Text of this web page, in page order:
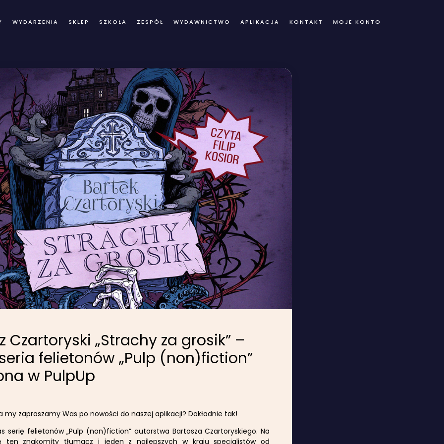
WYDARZENIA SKLEP SZKOŁA ZESPÓŁ WYDAWNICTWO APLIKACJA KONTAKT MOJE KONTO
Czartoryski „Strachy za grosik” –
felietonów „Pulp (non)fiction”
w PulpUp
my zapraszamy Was po nowości do naszej aplikacji? Dokładnie tak!
serię felietonów „Pulp (non)fiction” autorstwa Bartosza Czartoryskiego. Na
ten znakomity tłumacz i jeden z najlepszych w kraju specjalistów od